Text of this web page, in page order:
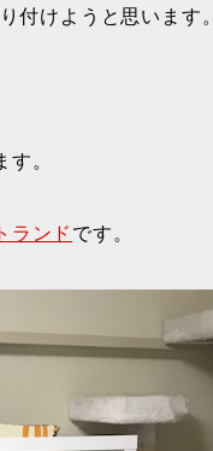
付けようと思います。
。
ランド です。